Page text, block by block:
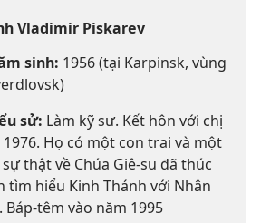
Vladimir Piskarev
sinh: 1956 (tại Karpinsk, vùng
sử: Làm kỹ sư. Kết hôn với chị
Họ có một con trai và một
thật về Chúa Giê-su đã thúc
tìm hiểu Kinh Thánh với Nhân
Báp-têm vào năm 1995